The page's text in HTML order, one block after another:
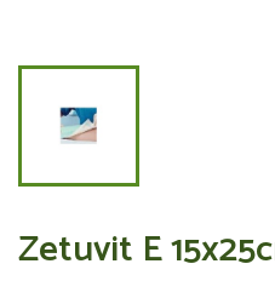
Zetuvit E